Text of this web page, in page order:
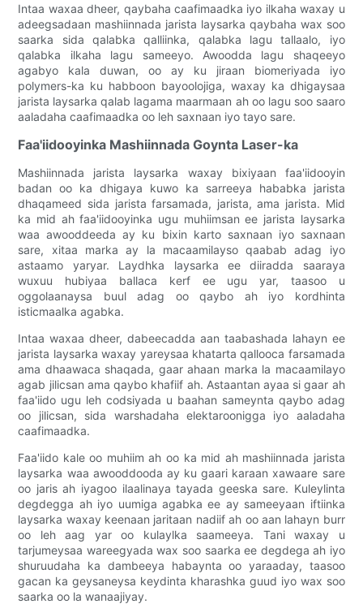
Intaa waxaa dheer, qaybaha caafimaadka iyo ilkaha waxay u
adeegsadaan mashiinnada jarista laysarka qaybaha wax soo
saarka sida qalabka qalliinka, qalabka lagu tallaalo, iyo
qalabka ilkaha lagu sameeyo. Awoodda lagu shaqeeyo
agabyo kala duwan, oo ay ku jiraan biomeriyada iyo
polymers-ka ku habboon bayoolojiga, waxay ka dhigaysaa
jarista laysarka qalab lagama maarmaan ah oo lagu soo saaro
aaladaha caafimaadka oo leh saxnaan iyo tayo sare.
Faa'iidooyinka Mashiinnada Goynta Laser-ka
Mashiinnada jarista laysarka waxay bixiyaan faa'iidooyin
badan oo ka dhigaya kuwo ka sarreeya hababka jarista
dhaqameed sida jarista farsamada, jarista, ama jarista. Mid
ka mid ah faa'iidooyinka ugu muhiimsan ee jarista laysarka
waa awooddeeda ay ku bixin karto saxnaan iyo saxnaan
sare, xitaa marka ay la macaamilayso qaabab adag iyo
astaamo yaryar. Laydhka laysarka ee diiradda saaraya
wuxuu hubiyaa ballaca kerf ee ugu yar, taasoo u
oggolaanaysa buul adag oo qaybo ah iyo kordhinta
isticmaalka agabka.
Intaa waxaa dheer, dabeecadda aan taabashada lahayn ee
jarista laysarka waxay yareysaa khatarta qallooca farsamada
ama dhaawaca shaqada, gaar ahaan marka la macaamilayo
agab jilicsan ama qaybo khafiif ah. Astaantan ayaa si gaar ah
faa'iido ugu leh codsiyada u baahan sameynta qaybo adag
oo jilicsan, sida warshadaha elektaroonigga iyo aaladaha
caafimaadka.
Faa'iido kale oo muhiim ah oo ka mid ah mashiinnada jarista
laysarka waa awooddooda ay ku gaari karaan xawaare sare
oo jaris ah iyagoo ilaalinaya tayada geeska sare. Kuleylinta
degdegga ah iyo uumiga agabka ee ay sameeyaan iftiinka
laysarka waxay keenaan jaritaan nadiif ah oo aan lahayn burr
oo leh aag yar oo kulaylka saameeya. Tani waxay u
tarjumeysaa wareegyada wax soo saarka ee degdega ah iyo
shuruudaha ka dambeeya habaynta oo yaraaday, taasoo
gacan ka geysaneysa keydinta kharashka guud iyo wax soo
saarka oo la wanaajiyay.